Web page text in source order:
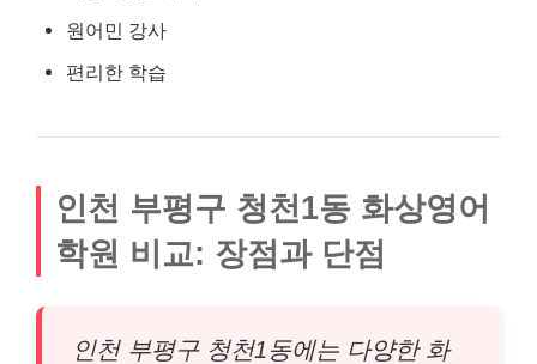
원어민 강사
편리한 학습
인천 부평구 청천1동 화상영어
학원 비교: 장점과 단점
인천 부평구 청천1동에는 다양한 화